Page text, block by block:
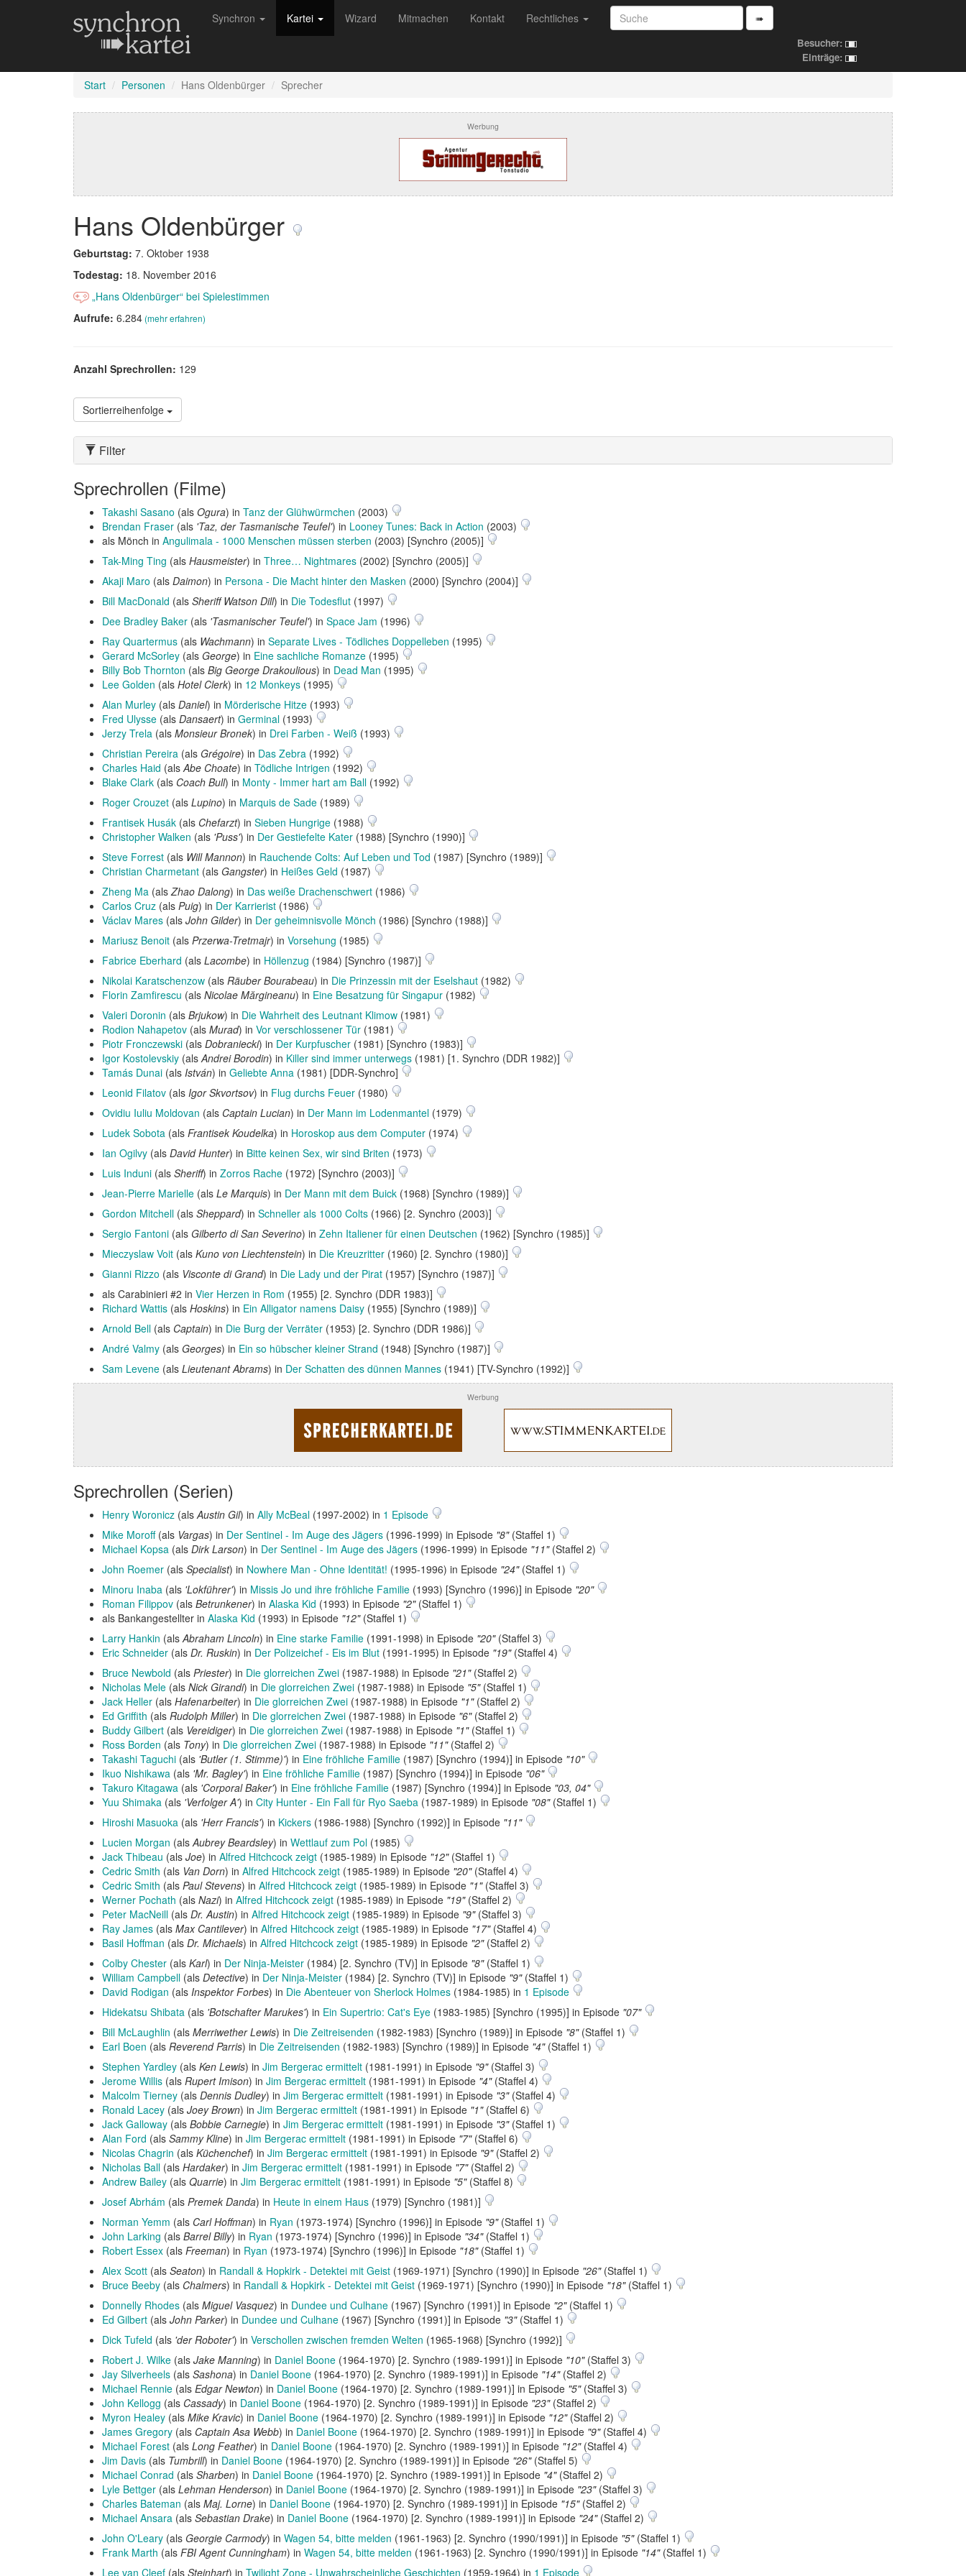
Synchron Kartei Wizard Mitmachen Kontakt Rechtliches ➠
Besucher:
Einträge:
Start Personen Hans Oldenbürger Sprecher
Werbung
Hans Oldenbürger
Geburtstag: 7. Oktober 1938
Todestag: 18. November 2016
„Hans Oldenbürger“ bei Spielestimmen
Aufrufe: 6.284(mehr erfahren)
Anzahl Sprechrollen: 129
Sortierreihenfolge
Filter
Sprechrollen (Filme)
Takashi Sasano (als Ogura) in Tanz der Glühwürmchen (2003)
Brendan Fraser (als 'Taz, der Tasmanische Teufel') in Looney Tunes: Back in Action (2003)
als Mönch in Angulimala - 1000 Menschen müssen sterben (2003) [Synchro (2005)]
Tak-Ming Ting (als Hausmeister) in Three… Nightmares (2002) [Synchro (2005)]
Akaji Maro (als Daimon) in Persona - Die Macht hinter den Masken (2000) [Synchro (2004)]
Bill MacDonald (als Sheriff Watson Dill) in Die Todesflut (1997)
Dee Bradley Baker (als 'Tasmanischer Teufel') in Space Jam (1996)
Ray Quartermus (als Wachmann) in Separate Lives - Tödliches Doppelleben (1995)
Gerard McSorley (als George) in Eine sachliche Romanze (1995)
Billy Bob Thornton (als Big George Drakoulious) in Dead Man (1995)
Lee Golden (als Hotel Clerk) in 12 Monkeys (1995)
Alan Murley (als Daniel) in Mörderische Hitze (1993)
Fred Ulysse (als Dansaert) in Germinal (1993)
Jerzy Trela (als Monsieur Bronek) in Drei Farben - Weiß (1993)
Christian Pereira (als Grégoire) in Das Zebra (1992)
Charles Haid (alsAbe Choate) in Tödliche Intrigen (1992)
Blake Clark (als Coach Bull) in Monty - Immer hart am Ball (1992)
Roger Crouzet (als Lupino) in Marquis de Sade (1989)
Frantisek Husák (als Chefarzt) in Sieben Hungrige (1988)
Christopher Walken (als 'Puss') in Der Gestiefelte Kater (1988) [Synchro (1990)]
Steve Forrest (als Will Mannon) in Rauchende Colts: Auf Leben und Tod (1987) [Synchro (1989)]
Christian Charmetant (als Gangster) in Heißes Geld (1987)
Zheng Ma (alsZhao Dalong) in Das weiße Drachenschwert (1986)
Carlos Cruz (als Puig) in Der Karrierist (1986)
Václav Mares (als John Gilder) in Der geheimnisvolle Mönch (1986) [Synchro (1988)]
Mariusz Benoit (als Przerwa-Tretmajr) in Vorsehung (1985)
Fabrice Eberhard (als Lacombe) in Höllenzug (1984) [Synchro (1987)]
Nikolai Karatschenzow (als Räuber Bourabeau) in Die Prinzessin mit der Eselshaut (1982)
Florin Zamfirescu (als Nicolae Mărgineanu) in Eine Besatzung für Singapur (1982)
Valeri Doronin (als Brjukow) in Die Wahrheit des Leutnant Klimow (1981)
Rodion Nahapetov (als Murad) in Vor verschlossener Tür (1981)
Piotr Fronczewski (als Dobraniecki) in Der Kurpfuscher (1981) [Synchro (1983)]
Igor Kostolevskiy (alsAndrei Borodin) in Killer sind immer unterwegs (1981) [1. Synchro (DDR 1982)]
Tamás Dunai (als István) in Geliebte Anna (1981) [DDR-Synchro]
Leonid Filatov (als Igor Skvortsov) in Flug durchs Feuer (1980)
Ovidiu Iuliu Moldovan (als Captain Lucian) in Der Mann im Lodenmantel (1979)
Ludek Sobota (als Frantisek Koudelka) in Horoskop aus dem Computer (1974)
Ian Ogilvy (als David Hunter) in Bitte keinen Sex, wir sind Briten (1973)
Luis Induni (als Sheriff) in Zorros Rache (1972) [Synchro (2003)]
Jean-Pierre Marielle (als Le Marquis) in Der Mann mit dem Buick (1968) [Synchro (1989)]
Gordon Mitchell (als Sheppard) in Schneller als 1000 Colts (1966) [2. Synchro (2003)]
Sergio Fantoni (als Gilberto di San Severino) in Zehn Italiener für einen Deutschen (1962) [Synchro (1985)]
Mieczyslaw Voit (als Kuno von Liechtenstein) in Die Kreuzritter (1960) [2. Synchro (1980)]
Gianni Rizzo (als Visconte di Grand) in Die Lady und der Pirat (1957) [Synchro (1987)]
als Carabinieri #2 in Vier Herzen in Rom (1955) [2. Synchro (DDR 1983)]
Richard Wattis (als Hoskins) in Ein Alligator namens Daisy (1955) [Synchro (1989)]
Arnold Bell (als Captain) in Die Burg der Verräter (1953) [2. Synchro (DDR 1986)]
André Valmy (als Georges) in Ein so hübscher kleiner Strand (1948) [Synchro (1987)]
Sam Levene (als Lieutenant Abrams) in Der Schatten des dünnen Mannes (1941) [TV-Synchro (1992)]
Werbung
Sprechrollen (Serien)
Henry Woronicz (alsAustin Gil) in Ally McBeal (1997-2002) in 1 Episode
Mike Moroff(als Vargas) in Der Sentinel - Im Auge des Jägers (1996-1999) in Episode "8"(Staffel 1)
Michael Kopsa (als Dirk Larson) in Der Sentinel - Im Auge des Jägers (1996-1999) in Episode "11"(Staffel 2)
John Roemer (als Specialist) in Nowhere Man - Ohne Identität! (1995-1996) in Episode "24"(Staffel 1)
Minoru Inaba (als 'Lokführer') in Missis Jo und ihre fröhliche Familie (1993) [Synchro (1996)] in Episode "20"
Roman Filippov (als Betrunkener) in Alaska Kid (1993) in Episode "2"(Staffel 1)
als Bankangestellter in Alaska Kid (1993) in Episode "12"(Staffel 1)
Larry Hankin (alsAbraham Lincoln) in Eine starke Familie (1991-1998) in Episode "20"(Staffel 3)
Eric Schneider (als Dr. Ruskin) in Der Polizeichef - Eis im Blut (1991-1995) in Episode "19"(Staffel 4)
Bruce Newbold (als Priester) in Die glorreichen Zwei (1987-1988) in Episode "21"(Staffel 2)
Nicholas Mele (als Nick Girandi) in Die glorreichen Zwei (1987-1988) in Episode "5"(Staffel 1)
Jack Heller (als Hafenarbeiter) in Die glorreichen Zwei (1987-1988) in Episode "1"(Staffel 2)
Ed Griffith (als Rudolph Miller) in Die glorreichen Zwei (1987-1988) in Episode "6"(Staffel 2)
Buddy Gilbert (als Vereidiger) in Die glorreichen Zwei (1987-1988) in Episode "1"(Staffel 1)
Ross Borden (als Tony) in Die glorreichen Zwei (1987-1988) in Episode "11"(Staffel 2)
Takashi Taguchi (als 'Butler (1. Stimme)') in Eine fröhliche Familie (1987) [Synchro (1994)] in Episode "10"
Ikuo Nishikawa (als 'Mr. Bagley') in Eine fröhliche Familie (1987) [Synchro (1994)] in Episode "06"
Takuro Kitagawa (als 'Corporal Baker') in Eine fröhliche Familie (1987) [Synchro (1994)] in Episode "03, 04"
Yuu Shimaka (als 'Verfolger A') in City Hunter - Ein Fall für Ryo Saeba (1987-1989) in Episode "08"(Staffel 1)
Hiroshi Masuoka (als 'Herr Francis') in Kickers (1986-1988) [Synchro (1992)] in Episode "11"
Lucien Morgan (alsAubrey Beardsley) in Wettlauf zum Pol (1985)
Jack Thibeau (als Joe) in Alfred Hitchcock zeigt (1985-1989) in Episode "12"(Staffel 1)
Cedric Smith (als Van Dorn) in Alfred Hitchcock zeigt (1985-1989) in Episode "20"(Staffel 4)
Cedric Smith (als Paul Stevens) in Alfred Hitchcock zeigt (1985-1989) in Episode "1"(Staffel 3)
Werner Pochath (als Nazi) in Alfred Hitchcock zeigt (1985-1989) in Episode "19"(Staffel 2)
Peter MacNeill (als Dr. Austin) in Alfred Hitchcock zeigt (1985-1989) in Episode "9"(Staffel 3)
Ray James (als Max Cantilever) in Alfred Hitchcock zeigt (1985-1989) in Episode "17"(Staffel 4)
Basil Hoffman (als Dr. Michaels) in Alfred Hitchcock zeigt (1985-1989) in Episode "2"(Staffel 2)
Colby Chester (als Karl) in Der Ninja-Meister (1984) [2. Synchro (TV)] in Episode "8"(Staffel 1)
William Campbell (als Detective) in Der Ninja-Meister (1984) [2. Synchro (TV)] in Episode "9"(Staffel 1)
David Rodigan (als Inspektor Forbes) in Die Abenteuer von Sherlock Holmes (1984-1985) in 1 Episode
Hidekatsu Shibata (als 'Botschafter Marukes') in Ein Supertrio: Cat's Eye (1983-1985) [Synchro (1995)] in Episode "07"
Bill McLaughlin (als Merriwether Lewis) in Die Zeitreisenden (1982-1983) [Synchro (1989)] in Episode "8"(Staffel 1)
Earl Boen (als Reverend Parris) in Die Zeitreisenden (1982-1983) [Synchro (1989)] in Episode "4"(Staffel 1)
Stephen Yardley (als Ken Lewis) in Jim Bergerac ermittelt (1981-1991) in Episode "9"(Staffel 3)
Jerome Willis (als Rupert Imison) in Jim Bergerac ermittelt (1981-1991) in Episode "4"(Staffel 4)
Malcolm Tierney (als Dennis Dudley) in Jim Bergerac ermittelt (1981-1991) in Episode "3"(Staffel 4)
Ronald Lacey (als Joey Brown) in Jim Bergerac ermittelt (1981-1991) in Episode "1"(Staffel 6)
Jack Galloway (als Bobbie Carnegie) in Jim Bergerac ermittelt (1981-1991) in Episode "3"(Staffel 1)
Alan Ford (als Sammy Kline) in Jim Bergerac ermittelt (1981-1991) in Episode "7"(Staffel 6)
Nicolas Chagrin (als Küchenchef) in Jim Bergerac ermittelt (1981-1991) in Episode "9"(Staffel 2)
Nicholas Ball (als Hardaker) in Jim Bergerac ermittelt (1981-1991) in Episode "7"(Staffel 2)
Andrew Bailey (als Quarrie) in Jim Bergerac ermittelt (1981-1991) in Episode "5"(Staffel 8)
Josef Abrhám (als Premek Danda) in Heute in einem Haus (1979) [Synchro (1981)]
Norman Yemm (als Carl Hoffman) in Ryan (1973-1974) [Synchro (1996)] in Episode "9"(Staffel 1)
John Larking (als Barrel Billy) in Ryan (1973-1974) [Synchro (1996)] in Episode "34"(Staffel 1)
Robert Essex (als Freeman) in Ryan (1973-1974) [Synchro (1996)] in Episode "18"(Staffel 1)
Alex Scott (als Seaton) in Randall & Hopkirk - Detektei mit Geist (1969-1971) [Synchro (1990)] in Episode "26"(Staffel 1)
Bruce Beeby (als Chalmers) in Randall & Hopkirk - Detektei mit Geist (1969-1971) [Synchro (1990)] in Episode "18"(Staffel 1)
Donnelly Rhodes (als Miguel Vasquez) in Dundee und Culhane (1967) [Synchro (1991)] in Episode "2"(Staffel 1)
Ed Gilbert (als John Parker) in Dundee und Culhane (1967) [Synchro (1991)] in Episode "3"(Staffel 1)
Dick Tufeld (als 'der Roboter') in Verschollen zwischen fremden Welten (1965-1968) [Synchro (1992)]
Robert J. Wilke (als Jake Manning) in Daniel Boone (1964-1970) [2. Synchro (1989-1991)] in Episode "10"(Staffel 3)
Jay Silverheels (als Sashona) in Daniel Boone (1964-1970) [2. Synchro (1989-1991)] in Episode "14"(Staffel 2)
Michael Rennie (als Edgar Newton) in Daniel Boone (1964-1970) [2. Synchro (1989-1991)] in Episode "5"(Staffel 3)
John Kellogg (als Cassady) in Daniel Boone (1964-1970) [2. Synchro (1989-1991)] in Episode "23"(Staffel 2)
Myron Healey (als Mike Kravic) in Daniel Boone (1964-1970) [2. Synchro (1989-1991)] in Episode "12"(Staffel 2)
James Gregory (als Captain Asa Webb) in Daniel Boone (1964-1970) [2. Synchro (1989-1991)] in Episode "9"(Staffel 4)
Michael Forest (als Long Feather) in Daniel Boone (1964-1970) [2. Synchro (1989-1991)] in Episode "12"(Staffel 4)
Jim Davis (als Tumbrill) in Daniel Boone (1964-1970) [2. Synchro (1989-1991)] in Episode "26"(Staffel 5)
Michael Conrad (als Sharben) in Daniel Boone (1964-1970) [2. Synchro (1989-1991)] in Episode "4"(Staffel 2)
Lyle Bettger (als Lehman Henderson) in Daniel Boone (1964-1970) [2. Synchro (1989-1991)] in Episode "23"(Staffel 3)
Charles Bateman (als Maj. Lorne) in Daniel Boone (1964-1970) [2. Synchro (1989-1991)] in Episode "15"(Staffel 2)
Michael Ansara (als Sebastian Drake) in Daniel Boone (1964-1970) [2. Synchro (1989-1991)] in Episode "24"(Staffel 2)
John O'Leary (als Georgie Carmody) in Wagen 54, bitte melden (1961-1963) [2. Synchro (1990/1991)] in Episode "5"(Staffel 1)
Frank Marth (als FBI Agent Cunningham) in Wagen 54, bitte melden (1961-1963) [2. Synchro (1990/1991)] in Episode "14"(Staffel 1)
Lee van Cleef (als Steinhart) in Twilight Zone - Unwahrscheinliche Geschichten (1959-1964) in 1 Episode